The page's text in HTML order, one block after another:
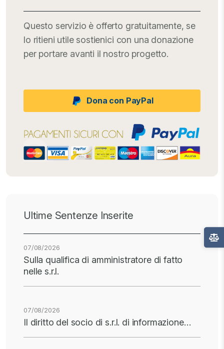
Questo servizio è offerto gratuitamente, se
lo ritieni utile sostienici con una donazione
per portare avanti il nostro progetto.
Dona con PayPal
Ultime Sentenze Inserite
07/08/2026
Sulla qualifica di amministratore di fatto
nelle s.r.l.
07/08/2026
Il diritto del socio di s.r.l. di informazione…